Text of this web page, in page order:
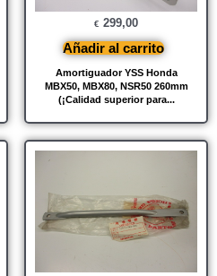
Amortiguador YSS Honda
MBX50, MBX80, NSR50 260mm
(¡Calidad superior para...
€ 299,00
Añadir al carrito